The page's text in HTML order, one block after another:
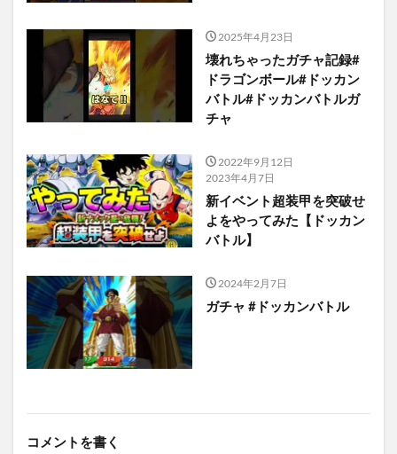
2025年4月23日
壊れちゃったガチャ記録#
ドラゴンボール#ドッカン
バトル#ドッカンバトルガ
チャ
2022年9月12日
2023年4月7日
新イベント超装甲を突破せ
よをやってみた【ドッカン
バトル】
2024年2月7日
ガチャ #ドッカンバトル
コメントを書く